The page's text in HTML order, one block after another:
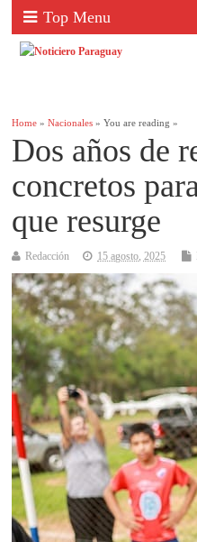
Top Menu
Home »Nacionales » You are reading »
Dos años de
concretos
que resurge
Redacción 15 agosto, 2025